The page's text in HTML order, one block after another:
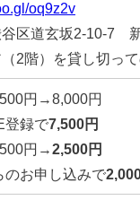
oq9z2v
谷区道玄坂2-10-7
2階）を貸し切って
円→8,000円
録で7,500円
円→2,500円
のお申し込みで